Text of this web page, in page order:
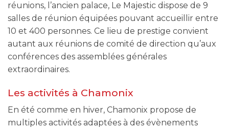
réunions, l’ancien palace, Le Majestic dispose de 9
salles de réunion équipées pouvant accueillir entre
10 et 400 personnes. Ce lieu de prestige convient
autant aux réunions de comité de direction qu’aux
conférences des assemblées générales
extraordinaires.
Les activités à Chamonix
En été comme en hiver, Chamonix propose de
multiples activités adaptées à des évènements